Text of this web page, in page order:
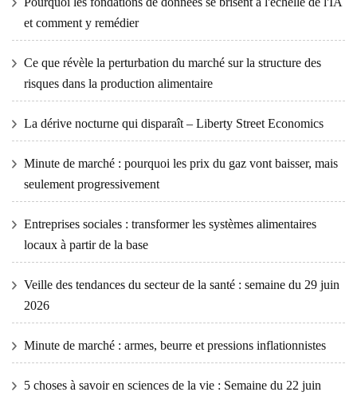
et comment y remédier
Ce que révèle la perturbation du marché sur la structure des
risques dans la production alimentaire
La dérive nocturne qui disparaît – Liberty Street Economics
Minute de marché : pourquoi les prix du gaz vont baisser, mais
seulement progressivement
Entreprises sociales : transformer les systèmes alimentaires
locaux à partir de la base
Veille des tendances du secteur de la santé : semaine du 29 juin
2026
Minute de marché : armes, beurre et pressions inflationnistes
5 choses à savoir en sciences de la vie : Semaine du 22 juin